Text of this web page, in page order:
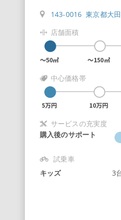
143-0016 東京都大
店舗面積
中心価格帯
サービスの充実度
購入後のサポート
試乗車
キッズ
3